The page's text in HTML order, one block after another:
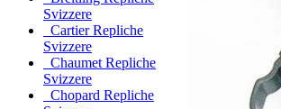
Svizzere
Cartier Repliche
Svizzere
Chaumet Repliche
Svizzere
Chopard Repliche